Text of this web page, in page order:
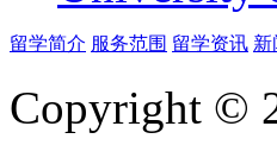
留学简介 服务范围 留学资讯 新
Copyright ©